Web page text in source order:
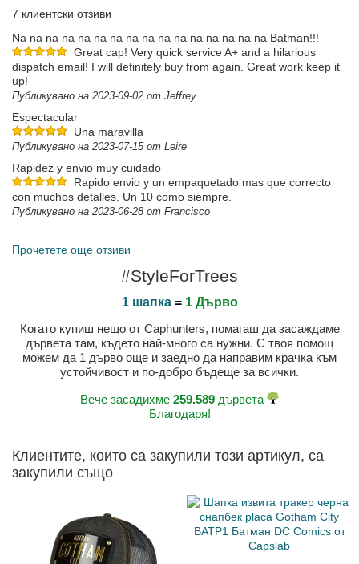
7 клиентски отзиви
Na na na na na na na na na na na na na na na na Batman!!!
Great cap! Very quick service A+ and a hilarious
dispatch email! I will definitely buy from again. Great work keep it
up!
Публикувано на 2023-09-02 от Jeffrey
Espectacular
Una maravilla
Публикувано на 2023-07-15 от Leire
Rapidez y envio muy cuidado
Rapido envio y un empaquetado mas que correcto
con muchos detalles. Un 10 como siempre.
Публикувано на 2023-06-28 от Francisco
La combinación de colores es brutal!!!
Прочетете още отзиви
#StyleForTrees
1 шапка= 1 Дърво
Когато купиш нещо от Caphunters, помагаш да засаждаме
дървета там, където най-много са нужни. С твоя помощ
можем да 1 дърво още и заедно да направим крачка към
устойчивост и по-добро бъдеще за всички.
Вече засадихме 259.589 дървета
Благодаря!
Клиентите, които са закупили този артикул, са
закупили също